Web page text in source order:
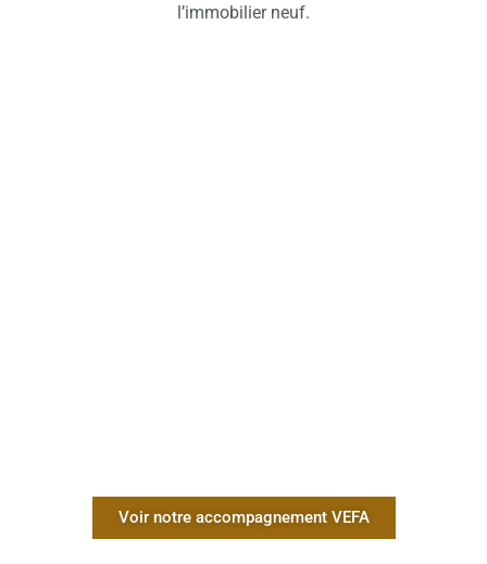
l’immobilier neuf.
Voir notre accompagnement VEFA